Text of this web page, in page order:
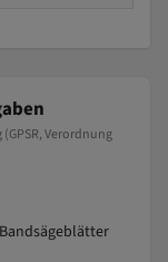
Verordnung